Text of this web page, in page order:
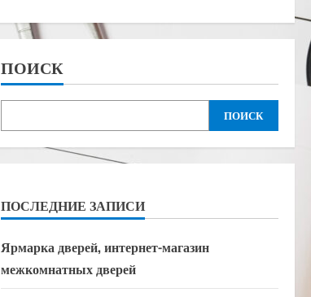
ПОИСК
ПОИСК
ПОСЛЕДНИЕ ЗАПИСИ
Ярмарка дверей, интернет-магазин
межкомнатных дверей